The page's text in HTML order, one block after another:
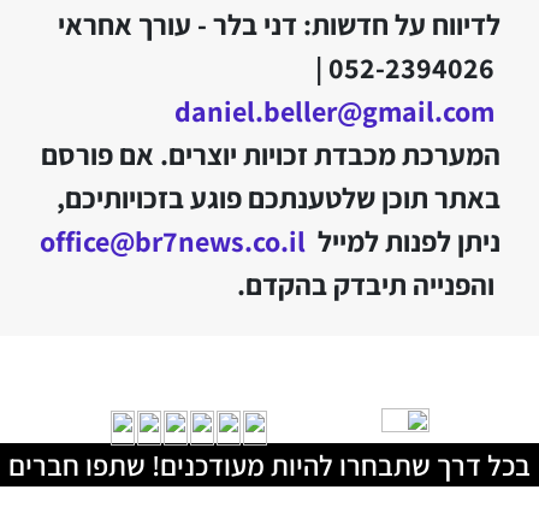
לדיווח על חדשות: דני בלר - עורך אחראי
052-2394026 |
daniel.beller@gmail.com
המערכת מכבדת זכויות יוצרים. אם פורסם
באתר תוכן שלטענתכם פוגע בזכויותיכם,
ניתן לפנות למייל office@br7news.co.il
והפנייה תיבדק בהקדם.
בכל דרך שתבחרו להיות מעודכנים! שתפו חברים